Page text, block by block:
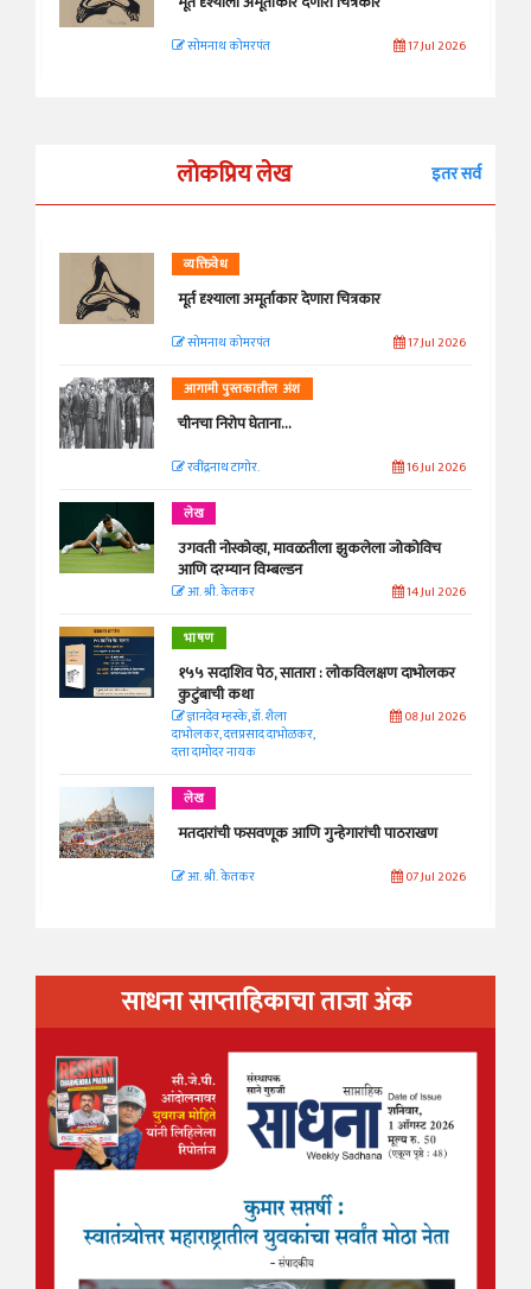
सोमनाथ कोमरपंत 17 Jul 2026
लोकप्रिय लेख इतर सर्व
व्यक्तिवेध
मूर्त दृश्याला अमूर्ताकार देणारा चित्रकार
सोमनाथ कोमरपंत 17 Jul 2026
आगामी पुस्तकातील अंश
चीनचा निरोप घेताना...
रवींद्रनाथ टागोर. 16 Jul 2026
लेख
उगवती नोस्कोव्हा, मावळतीला झुकलेला जोकोविच
आणि दरम्यान विम्बल्डन
आ. श्री. केतकर 14 Jul 2026
भाषण
१५५ सदाशिव पेठ, सातारा : लोकविलक्षण दाभोलकर
कुटुंबाची कथा
ज्ञानदेव म्हस्के, डॉ. शैला
दाभोलकर, दत्तप्रसाद दाभोळकर,
दत्ता दामोदर नायक
08 Jul 2026
लेख
मतदारांची फसवणूक आणि गुन्हेगारांची पाठराखण
आ. श्री. केतकर 07 Jul 2026
साधना साप्ताहिकाचा ताजा अंक